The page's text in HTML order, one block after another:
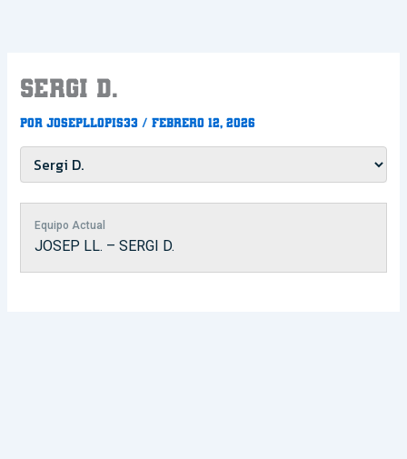
Sergi D.
PorJosepllopis33/febrero 12, 2026
Equipo Actual
JOSEP LL. – SERGI D.